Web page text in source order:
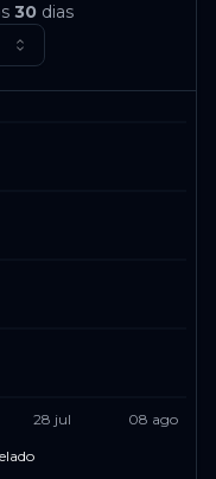
30dias
28 jul 08 ago